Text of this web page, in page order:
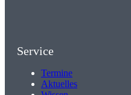
Service
Termine
Aktuelles